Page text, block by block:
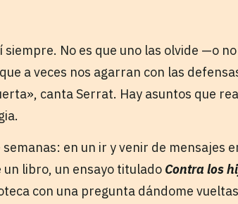
siempre. No es que uno las olvide —o
a veces nos agarran con las
canta Serrat. Hay asuntos que
semanas: en un ir y venir de mensajes
libro, un ensayo titulado Contra los
con una pregunta dándome